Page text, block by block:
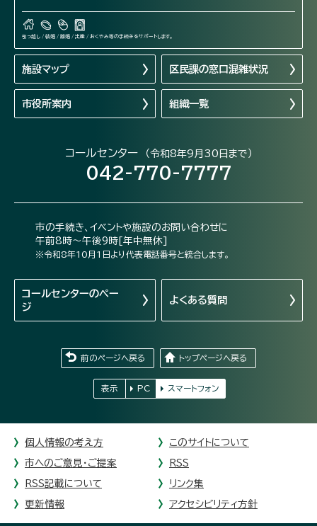
引っ越し / 結婚 / 離婚 / 出産 / おくやみ等の手続きをサポートします。
施設マップ 区民課の窓口混雑状況
市役所案内 組織一覧
コールセンター （令和8年9月30日まで）
042-770-7777
市の手続き、イベントや施設のお問い合わせに
午前8時～午後9時[年中無休]
※令和8年10月1日より代表電話番号と統合します。
コールセンターのペー
ジ
よくある質問
前のページへ戻る トップページへ戻る
表示 PC スマートフォン
個人情報の考え方 このサイトについて
市へのご意見・ご提案 RSS
RSS記載について リンク集
更新情報 アクセシビリティ方針